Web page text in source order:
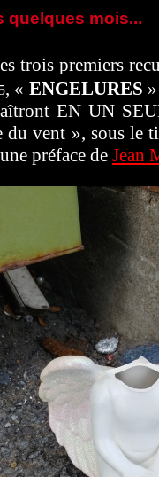
quelques mois...
trois premiers
, « ENGELURES
EN UN
du vent », sous le
préface de Jean